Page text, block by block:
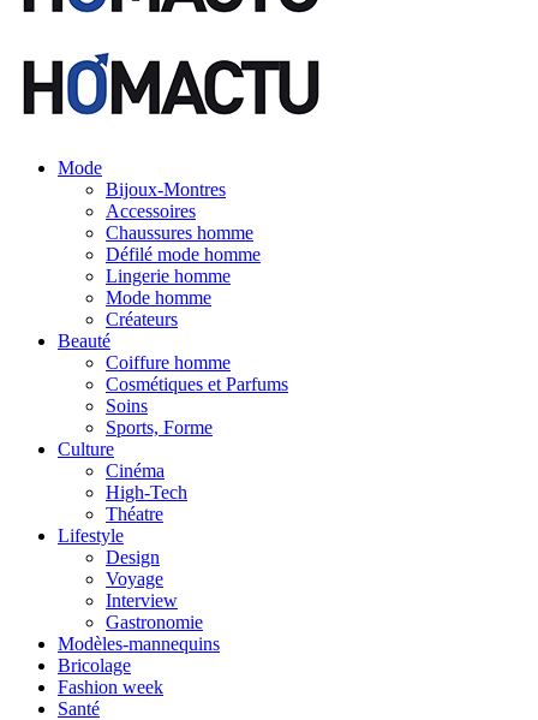
Mode
Bijoux-Montres
Accessoires
Chaussures homme
Défilé mode homme
Lingerie homme
Mode homme
Créateurs
Beauté
Coiffure homme
Cosmétiques et Parfums
Soins
Sports, Forme
Culture
Cinéma
High-Tech
Théatre
Lifestyle
Design
Voyage
Interview
Gastronomie
Modèles-mannequins
Bricolage
Fashion week
Santé